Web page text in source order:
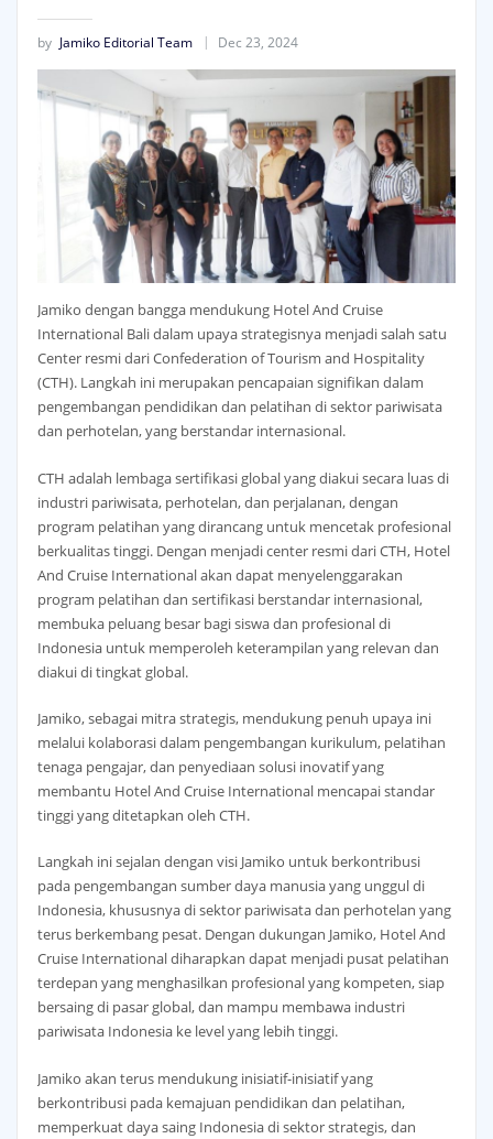
by Jamiko Editorial Team Dec 23, 2024
Jamiko dengan bangga mendukung Hotel And Cruise
International Bali dalam upaya strategisnya menjadi salah satu
Center resmi dari Confederation of Tourism and Hospitality
(CTH). Langkah ini merupakan pencapaian signifikan dalam
pengembangan pendidikan dan pelatihan di sektor pariwisata
dan perhotelan, yang berstandar internasional.
CTH adalah lembaga sertifikasi global yang diakui secara luas di
industri pariwisata, perhotelan, dan perjalanan, dengan
program pelatihan yang dirancang untuk mencetak profesional
berkualitas tinggi. Dengan menjadi center resmi dari CTH, Hotel
And Cruise International akan dapat menyelenggarakan
program pelatihan dan sertifikasi berstandar internasional,
membuka peluang besar bagi siswa dan profesional di
Indonesia untuk memperoleh keterampilan yang relevan dan
diakui di tingkat global.
Jamiko, sebagai mitra strategis, mendukung penuh upaya ini
melalui kolaborasi dalam pengembangan kurikulum, pelatihan
tenaga pengajar, dan penyediaan solusi inovatif yang
membantu Hotel And Cruise International mencapai standar
tinggi yang ditetapkan oleh CTH.
Langkah ini sejalan dengan visi Jamiko untuk berkontribusi
pada pengembangan sumber daya manusia yang unggul di
Indonesia, khususnya di sektor pariwisata dan perhotelan yang
terus berkembang pesat. Dengan dukungan Jamiko, Hotel And
Cruise International diharapkan dapat menjadi pusat pelatihan
terdepan yang menghasilkan profesional yang kompeten, siap
bersaing di pasar global, dan mampu membawa industri
pariwisata Indonesia ke level yang lebih tinggi.
Jamiko akan terus mendukung inisiatif-inisiatif yang
berkontribusi pada kemajuan pendidikan dan pelatihan,
memperkuat daya saing Indonesia di sektor strategis, dan